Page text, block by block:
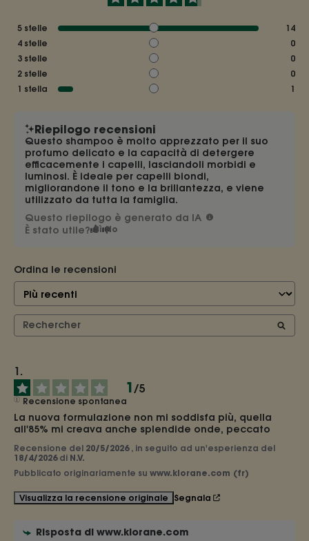
5 stelle
14
4 stelle
0
3 stelle
0
2 stelle
0
1 stella 1
Riepilogo recensioni
Questo shampoo è molto apprezzato per il suo
profumo delicato e la capacità di detergere
efficacemente i capelli, lasciandoli morbidi e
luminosi. È ideale per capelli biondi,
migliorandone il tono e la brillantezza, e viene
utilizzato da tutta la famiglia.
Questo riepilogo è generato da IA
È stato utile? Sì No
Ordina le recensioni
1/5
Recensione spontanea
La nuova formulazione non mi soddisfa più, quella
all'85% mi creava anche splendide onde, peccato
Recensione del 20/5/2026 , in seguito ad un'esperienza del
18/4/2026 di N.V.
Pubblicato originariamente su www.klorane.com (fr)
Visualizza la recensione originale Segnala
Risposta di www.klorane.com